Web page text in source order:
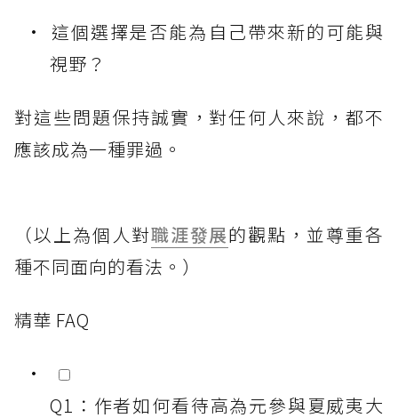
這個選擇是否能為自己帶來新的可能與
視野？
對這些問題保持誠實，對任何人來說，都不
應該成為一種罪過。
（以上為個人對職涯發展的觀點，並尊重各
種不同面向的看法。）
精華 FAQ
Q1：作者如何看待高為元參與夏威夷大